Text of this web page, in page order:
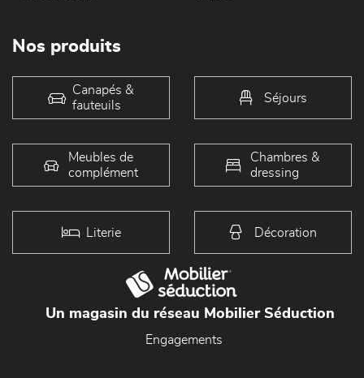
Nos produits
Canapés &
fauteuils
Séjours
Meubles de
complément
Chambres &
dressing
Literie Décoration
Un magasin du réseau Mobilier Séduction
Engagements